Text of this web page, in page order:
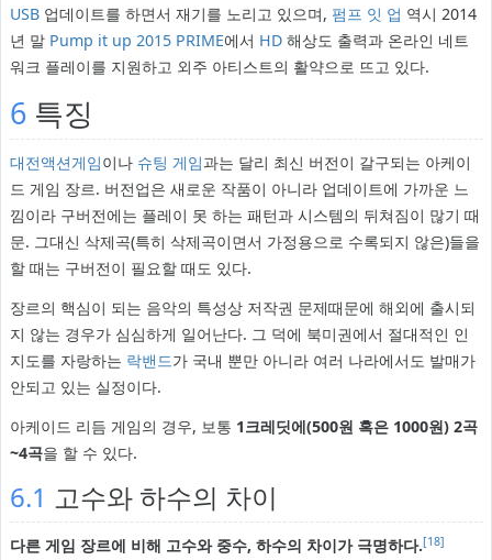
USB업데이트를 하면서 재기를 노리고 있으며, 펌프 잇 업 역시 2014
년 말 Pump it up 2015 PRIME에서 HD해상도 출력과 온라인 네트
워크 플레이를 지원하고 외주 아티스트의 활약으로 뜨고 있다.
6특징
대전액션게임이나 슈팅 게임과는 달리 최신 버전이 갈구되는 아케이
드 게임 장르. 버전업은 새로운 작품이 아니라 업데이트에 가까운 느
낌이라 구버전에는 플레이 못 하는 패턴과 시스템의 뒤쳐짐이 많기 때
문. 그대신 삭제곡(특히 삭제곡이면서 가정용으로 수록되지 않은)들을
할 때는 구버전이 필요할 때도 있다.
장르의 핵심이 되는 음악의 특성상 저작권 문제때문에 해외에 출시되
지 않는 경우가 심심하게 일어난다. 그 덕에 북미권에서 절대적인 인
지도를 자랑하는 락밴드가 국내 뿐만 아니라 여러 나라에서도 발매가
안되고 있는 실정이다.
아케이드 리듬 게임의 경우, 보통 1크레딧에(500원 혹은 1000원) 2곡
~4곡을 할 수 있다.
6.1 고수와 하수의 차이
다른 게임 장르에 비해 고수와 중수, 하수의 차이가 극명하다.[18]